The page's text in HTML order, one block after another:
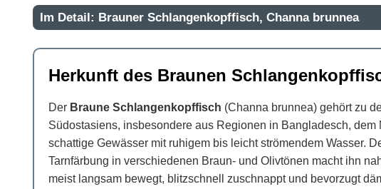
Im Detail: Brauner Schlangenkopffisch, Channa brunnea
Herkunft des Braunen
Der Braune Schlangenkopffisch (Channa brunnea) gehört zu
Südostasiens, insbesondere aus Regionen in Bangladesch,
schattige Gewässer mit ruhigem bis leicht strömendem Wasser.
Tarnfärbung in verschiedenen Braun- und Olivtönen macht ihn
meist langsam bewegt, blitzschnell zuschnappt und bevorzugt